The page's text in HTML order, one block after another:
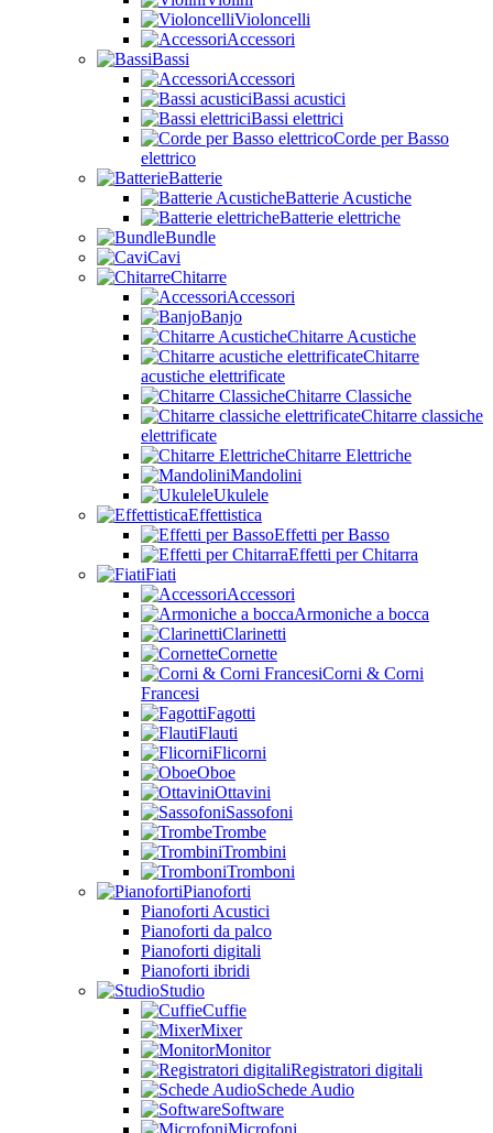
Violoncelli
Accessori
Bassi
Accessori
Bassi acustici
Bassi elettrici
Corde per Basso
elettrico
Batterie
Batterie Acustiche
Batterie elettriche
Bundle
Cavi
Chitarre
Accessori
Banjo
Chitarre Acustiche
Chitarre
acustiche elettrificate
Chitarre Classiche
Chitarre classiche
elettrificate
Chitarre Elettriche
Mandolini
Ukulele
Effettistica
Effetti per Basso
Effetti per Chitarra
Fiati
Accessori
Armoniche a bocca
Clarinetti
Cornette
Corni & Corni
Francesi
Fagotti
Flauti
Flicorni
Oboe
Ottavini
Sassofoni
Trombe
Trombini
Tromboni
Pianoforti
Pianoforti Acustici
Pianoforti da palco
Pianoforti digitali
Pianoforti ibridi
Studio
Cuffie
Mixer
Monitor
Registratori digitali
Schede Audio
Software
Microfoni